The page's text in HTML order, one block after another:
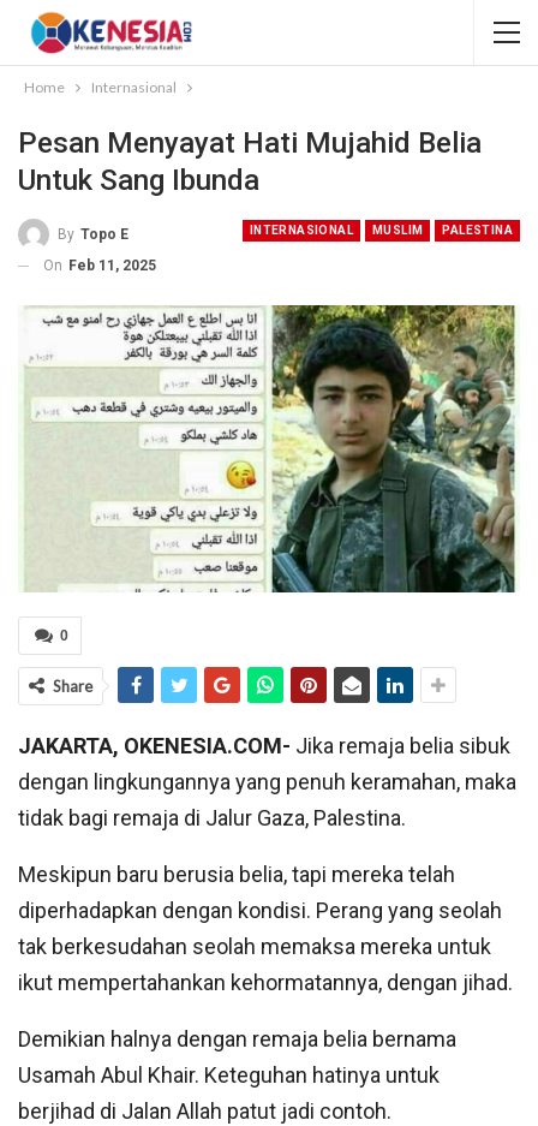
Home Internasional
Pesan Menyayat Hati Mujahid Belia
Untuk Sang Ibunda
INTERNASIONAL MUSLIM PALESTINA
By Topo E
On Feb 11, 2025
0
Share
JAKARTA, OKENESIA.COM- Jika remaja belia sibuk
dengan lingkungannya yang penuh keramahan, maka
tidak bagi remaja di Jalur Gaza, Palestina.
Meskipun baru berusia belia, tapi mereka telah
diperhadapkan dengan kondisi. Perang yang seolah
tak berkesudahan seolah memaksa mereka untuk
ikut mempertahankan kehormatannya, dengan jihad.
Demikian halnya dengan remaja belia bernama
Usamah Abul Khair. Keteguhan hatinya untuk
berjihad di Jalan Allah patut jadi contoh.